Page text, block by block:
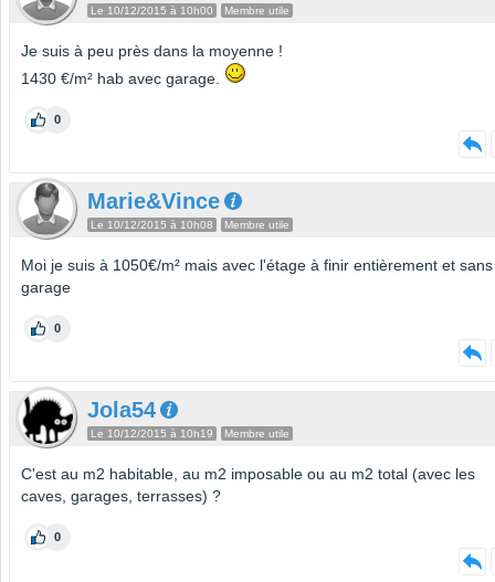
Le 10/12/2015 à 10h00 Membre utile
Je suis à peu près dans la moyenne !
1430 €/m² hab avec garage.
0
Marie&Vince
Le 10/12/2015 à 10h08 Membre utile
Moi je suis à 1050€/m² mais avec l'étage à finir entièrement et sans
garage
0
Jola54
Le 10/12/2015 à 10h19 Membre utile
C'est au m2 habitable, au m2 imposable ou au m2 total (avec les
caves, garages, terrasses) ?
0